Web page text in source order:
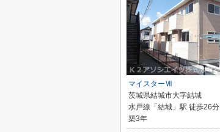
マイスターⅦ
茨城県結城市大字結城
水戸線「結城」駅 徒歩26分
築3年